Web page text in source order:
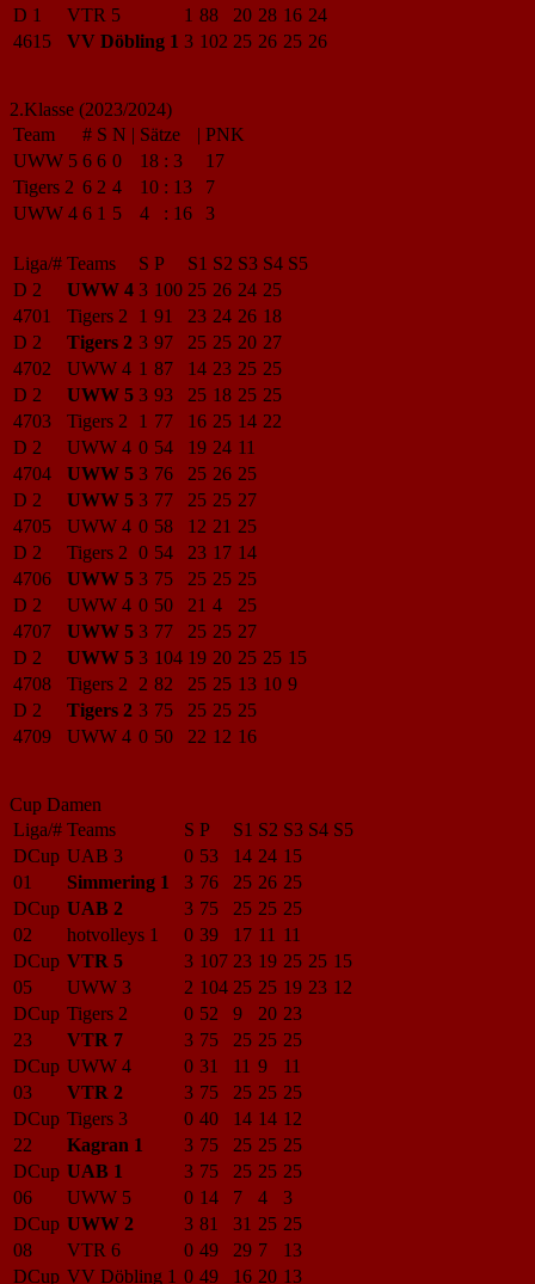
D 1
VTR 5 1 88 20 28 16 24
4615
VV Döbling 1 3 102 25 26 25 26
2.Klasse (2023/2024)
Team
# S N | Sätze | PNK
UWW 5 6 6 0 18 : 3
17
Tigers 2 6 2 4 10 : 13
7
UWW 4 6 1 5 4 : 16 3
Liga/# Teams S P S1 S2 S3 S4 S5
D 2
UWW 4 3 100 25 26 24 25
4701
Tigers 2 1 91 23 24 26 18
D 2
Tigers 2 3 97 25 25 20 27
4702
UWW 4 1 87 14 23 25 25
D 2
UWW 5 3 93 25 18 25 25
4703
Tigers 2 1 77 16 25 14 22
D 2
UWW 4 0 54 19 24 11
4704
UWW 5 3 76 25 26 25
D 2
UWW 5 3 77 25 25 27
4705
UWW 4 0 58 12 21 25
D 2
Tigers 2 0 54 23 17 14
4706
UWW 5 3 75 25 25 25
D 2
UWW 4 0 50 21 4
25
4707
UWW 5 3 77 25 25 27
D 2
UWW 5 3 104 19 20 25 25 15
4708
Tigers 2 2 82 25 25 13 10 9
D 2
Tigers 2 3 75 25 25 25
4709
UWW 4 0 50 22 12 16
Cup Damen
Liga/# Teams S P S1 S2 S3 S4 S5
DCup UAB 3 0 53 14 24 15
01
Simmering 1 3 76 25 26 25
DCup UAB 2 3 75 25 25 25
02
hotvolleys 1 0 39 17 11 11
DCup VTR 5 3 107 23 19 25 25 15
05
UWW 3 2 104 25 25 19 23 12
DCup Tigers 2 0 52 9 20 23
23
VTR 7 3 75 25 25 25
DCup UWW 4 0 31 11 9
11
03
VTR 2 3 75 25 25 25
DCup Tigers 3 0 40 14 14 12
22
Kagran 1 3 75 25 25 25
DCup UAB 1 3 75 25 25 25
06
UWW 5 0 14 7 4
3
DCup UWW 2 3 81 31 25 25
08
VTR 6 0 49 29 7
13
DCup VV Döbling 1 0 49 16 20 13